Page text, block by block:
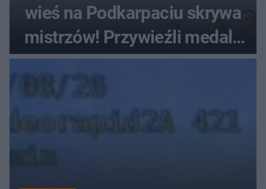
wieś na Podkarpaciu skrywa
mistrzów! Przywieźli medale
z mistrzostw Europy